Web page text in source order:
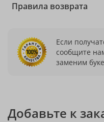
Правила возврата
Если
сообщите
заменим
Добавьте к